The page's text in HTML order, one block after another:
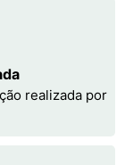
realizada por